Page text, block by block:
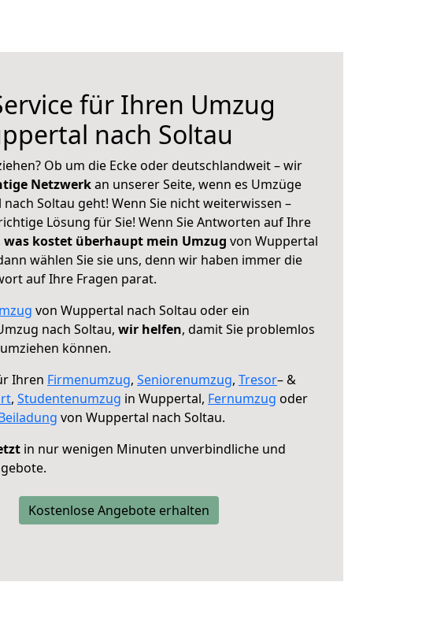
für Ihren Umzug
nach Soltau
Ob um die Ecke oder deutschlandweit – wir
Netzwerkan unserer Seite, wenn es Umzüge
Soltau geht! Wenn Sie nicht weiterwissen –
Lösung für Sie! Wenn Sie Antworten auf Ihre
was kostet überhaupt mein Umzug von Wuppertal
wählen Sie sie uns, denn wir haben immer die
auf Ihre Fragen parat.
von Wuppertal nach Soltau oder ein
nach Soltau, wir helfen, damit Sie problemlos
können.
Ihren Firmenumzug, Seniorenumzug, Tresor– &
, Studentenumzug in Wuppertal, Fernumzug oder
von Wuppertal nach Soltau.
in nur wenigen Minuten unverbindliche und
Kostenlose Angebote erhalten